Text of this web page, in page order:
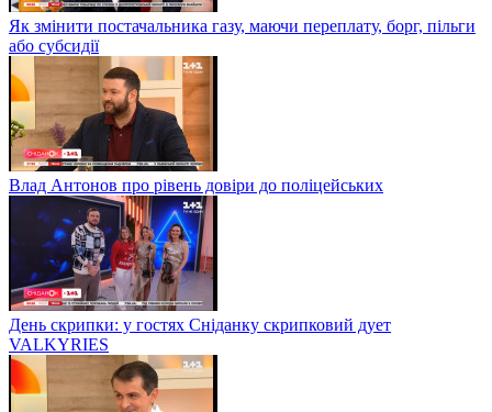
Як змінити постачальника газу, маючи переплату, борг, пільги
або субсидії
Влад Антонов про рівень довіри до поліцейських
День скрипки: у гостях Сніданку скрипковий дует
VALKYRIES